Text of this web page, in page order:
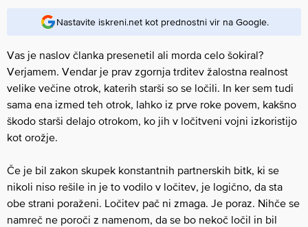
Nastavite iskreni.net kot prednostni vir na Google.
Vas je naslov članka presenetil ali morda celo šokiral?
Verjamem. Vendar je prav zgornja trditev žalostna realnost
velike večine otrok, katerih starši so se ločili. In ker sem tudi
sama ena izmed teh otrok, lahko iz prve roke povem, kakšno
škodo starši delajo otrokom, ko jih v ločitveni vojni izkoristijo
kot orožje.
Če je bil zakon skupek konstantnih partnerskih bitk, ki se
nikoli niso rešile in je to vodilo v ločitev, je logično, da sta
obe strani poraženi. Ločitev pač ni zmaga. Je poraz. Nihče se
namreč ne poroči z namenom, da se bo nekoč ločil in bil